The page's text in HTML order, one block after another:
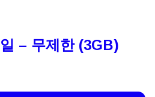
– 무제한 (3GB)